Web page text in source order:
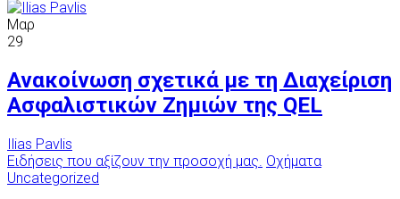
Μαρ
29
Ανακοίνωση σχετικά με τη Διαχείριση
Ασφαλιστικών Ζημιών της QEL
Ilias Pavlis
Ειδήσεις που αξίζουν την προσοχή μας. Οχήματα
Uncategorized